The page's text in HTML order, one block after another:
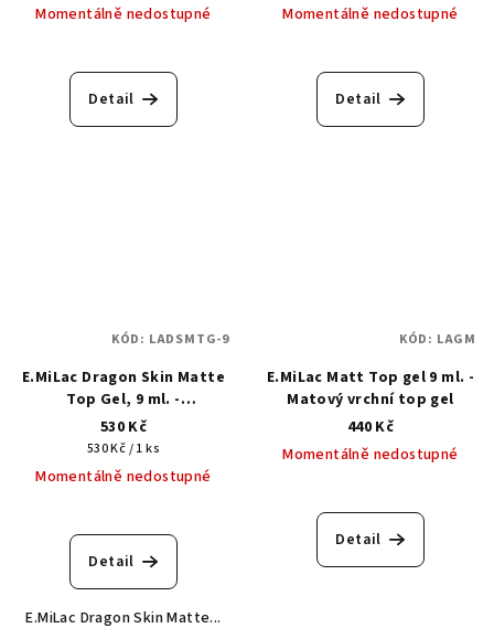
Momentálně nedostupné
Detail
Momentálně nedostupné
hodnocení
produktu
Detail
E.MiLac Dragon Skin Matte
Top Gel, 9 ml. -
Bezvýpotkový top gel
530 Kč
Měrná
cena:
530 Kč / 1 ks
Momentálně nedostupné
Detail
E.MiLac Dragon Skin Matte...
KÓD: LADSMTG-9
E.MiLac Matt Top gel 9 ml. -
Matový vrchní top gel
440 Kč
Momentálně nedostupné
Detail
KÓD: LAGM